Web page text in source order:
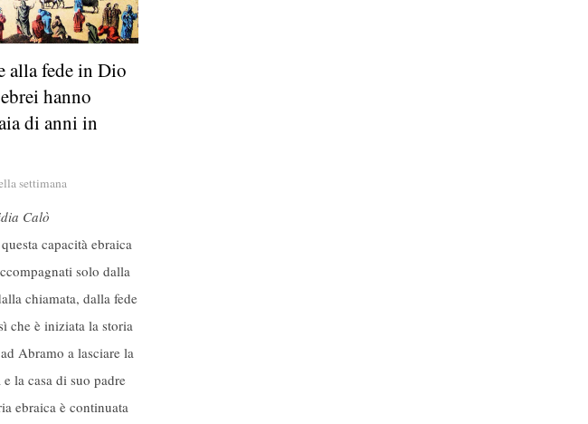
alla fede in Dio
hanno
di anni in
settimana
Calò
capacità ebraica
solo dalla
chiamata, dalla fede
che è iniziata la storia
Abramo a lasciare la
la casa di suo padre
ebraica è continuata